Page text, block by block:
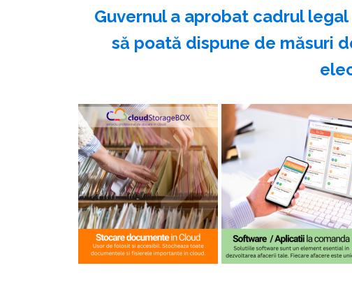
Guvernul a aprobat cadrul
să poată dispune de măsuri